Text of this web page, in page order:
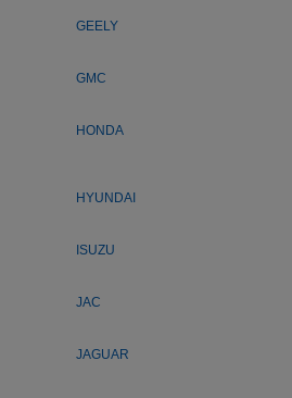
GEELY
GMC
HONDA
HYUNDAI
ISUZU
JAC
JAGUAR